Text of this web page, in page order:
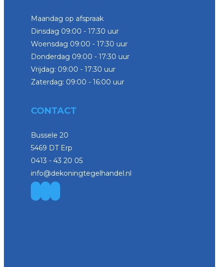
Maandag op afspraak
Dinsdag 09:00 - 17:30 uur
Woensdag 09:00 - 17:30 uur
Donderdag 09:00 - 17:30 uur
Vrijdag: 09:00 - 17:30 uur
Zaterdag: 09:00 - 16:00 uur
CONTACT
Bussele 20
5469 DT Erp
0413 - 43 20 05
info@dekoningtegelhandel.nl